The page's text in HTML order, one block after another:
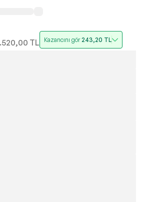
TL Kazancını gör243,20 TL